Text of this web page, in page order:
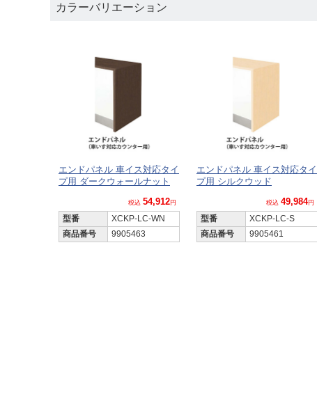
カラーバリエーション
エンドパネル 車イス対応タイ
プ用 ダークウォールナット
税込 54,912円
型番
XCKP-LC-WN
商品番号
9905463
エンドパネル 車イス対応タイ
プ用 シルクウッド
税込 49,984円
型番
XCKP-LC-S
商品番号
9905461